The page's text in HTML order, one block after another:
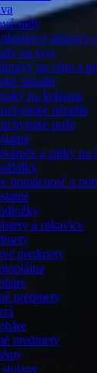
sady
súpravy
na syry
na víno a
náradie
na krájanie
náradie
nože
a zátky na
domácnosť a
a rukavice
predmety
predmety
predmety